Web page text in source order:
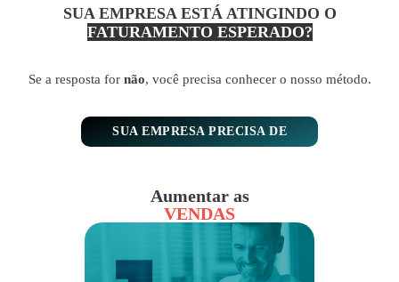
SUA EMPRESA ESTÁ ATINGINDO O
FATURAMENTO ESPERADO?
Se a resposta for não, você precisa conhecer o nosso método.
SUA EMPRESA PRECISA DE
Aumentar as
VENDAS